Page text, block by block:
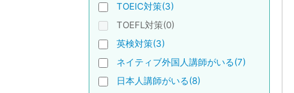
TOEIC対策(3)
TOEFL対策(0)
英検対策(3)
ネイティブ外国人講師がいる(7)
日本人講師がいる(8)